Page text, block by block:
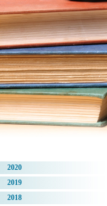
2020
2019
2018